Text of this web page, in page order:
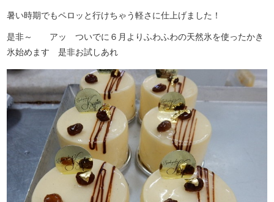
暑い時期でもペロッと行けちゃう軽さに仕上げました！
是非～ アッ ついでに６月よりふわふわの天然氷を使ったかき
氷始めます 是非お試しあれ